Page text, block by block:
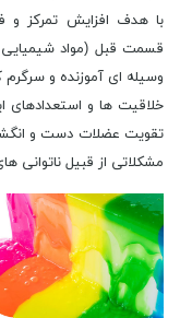
با هدف افزایش تمرکز و
قسمت قبل (مواد شیمیایی
وسیله ای آموزنده و
خلاقیت ها و استعدادهای
تقویت عضلات دست و
مشکلاتی از قبیل ناتوانی